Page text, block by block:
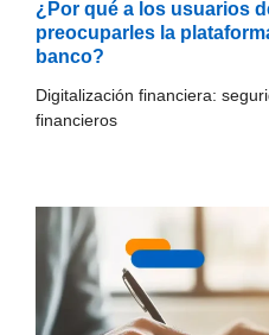
¿Por qué a los usuarios
preocuparles la
banco?
Digitalización financiera:
financieros